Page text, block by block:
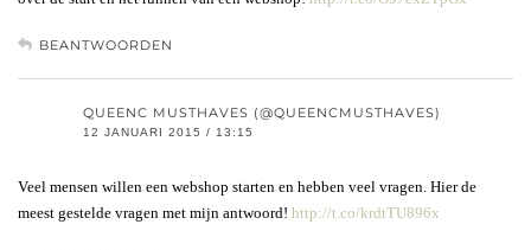
BEANTWOORDEN
QUEENC MUSTHAVES (@QUEENCMUSTHAVES)
12 JANUARI 2015 / 13:15
Veel mensen willen een webshop starten en hebben veel vragen. Hier de
meest gestelde vragen met mijn antwoord! http://t.co/krdtTU896x